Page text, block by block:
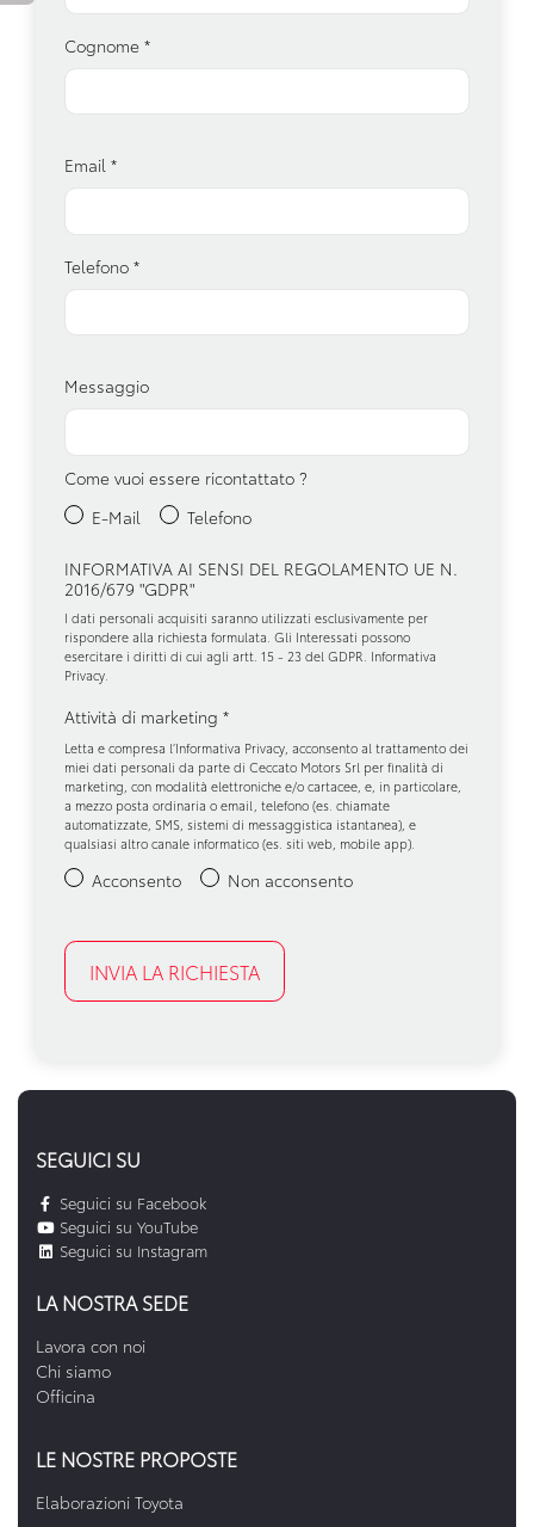
Cognome *
Email *
Telefono *
Messaggio
Come vuoi essere ricontattato ?
E-Mail
Telefono
INFORMATIVA AI SENSI DEL REGOLAMENTO UE N.
2016/679 "GDPR"
I dati personali acquisiti saranno utilizzati esclusivamente per
rispondere alla richiesta formulata. Gli Interessati possono
esercitare i diritti di cui agli artt. 15 - 23 del GDPR. Informativa
Privacy
Attività di marketing *
Letta e compresa l’Informativa Privacy , acconsento al trattamento dei
miei dati personali da parte di Ceccato Motors Srl per finalità di
marketing, con modalità elettroniche e/o cartacee, e, in particolare,
a mezzo posta ordinaria o email, telefono (es. chiamate
automatizzate, SMS, sistemi di messaggistica istantanea), e
qualsiasi altro canale informatico (es. siti web, mobile app).
Acconsento Non acconsento
SEGUICI SU
Seguici su Facebook
Seguici su YouTube
Seguici su Instagram
LA NOSTRA SEDE
Lavora con noi
Chi siamo
Officina
LE NOSTRE PROPOSTE
Elaborazioni Toyota